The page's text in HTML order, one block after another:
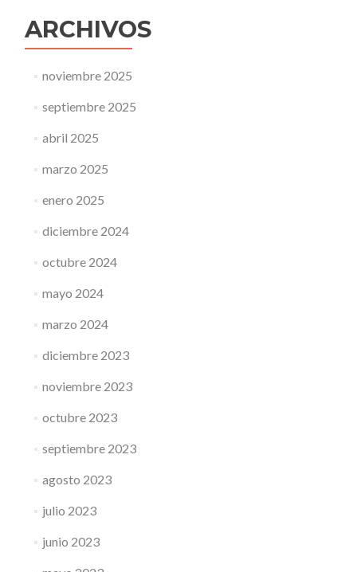
ARCHIVOS
noviembre 2025
septiembre 2025
abril 2025
marzo 2025
enero 2025
diciembre 2024
octubre 2024
mayo 2024
marzo 2024
diciembre 2023
noviembre 2023
octubre 2023
septiembre 2023
agosto 2023
julio 2023
junio 2023